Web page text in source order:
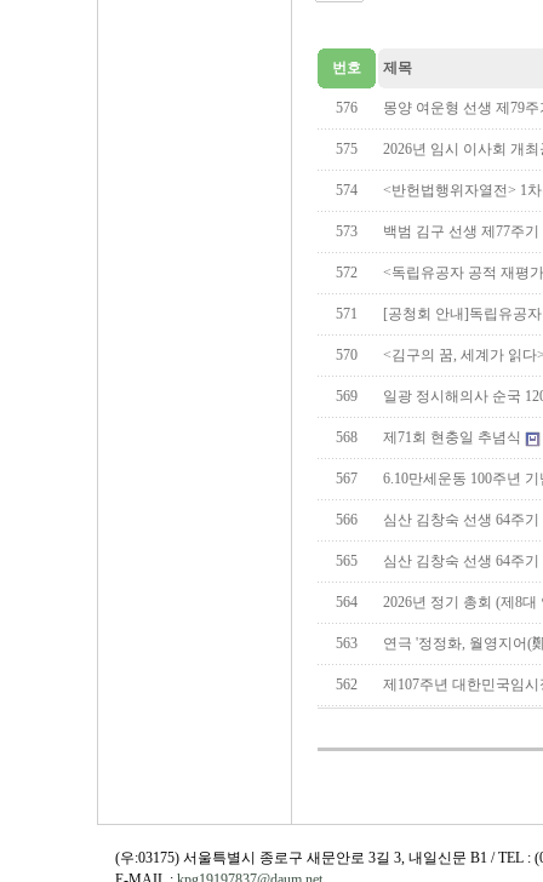
번호 제목
576 몽양 여운형 선생 제79
575 2026년 임시 이사회 개최
574 <반헌법행위자열전> 1
573 백범 김구 선생 제77주
572 <독립유공자 공적 재평
571 [공청회 안내]독립유공
570 <김구의 꿈, 세계가 읽
569 일광 정시해의사 순국
568 제71회 현충일 추념식
567 6.10만세운동 100주년
566 심산 김창숙 선생 64주
565 심산 김창숙 선생 64주
564 2026년 정기 총회 (제8
563 연극 '정정화, 월영지어(
562 제107주년 대한민국임
(우:03175) 서울특별시 종로구 새문안로 3길 3, 내일신문 B1 / TEL :